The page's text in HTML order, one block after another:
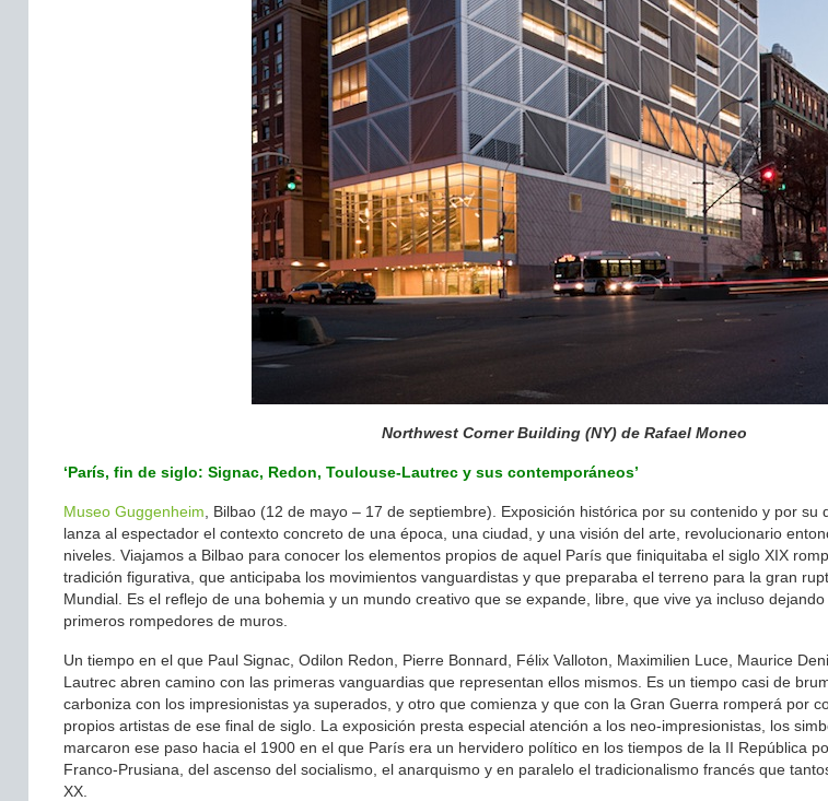
Northwest Corner Building (NY) de Rafael Moneo
‘París, fin de siglo: Signac, Redon, Toulouse-Lautrec y sus contemporáneos’
Museo Guggenheim , Bilbao (12 de mayo – 17 de septiembre). Exposición histórica por su contenido y por
lanza al espectador el contexto concreto de una época, una ciudad, y una visión del arte, revolucionario
niveles. Viajamos a Bilbao para conocer los elementos propios de aquel París que finiquitaba el siglo XIX
tradición figurativa, que anticipaba los movimientos vanguardistas y que preparaba el terreno para la gran
Mundial. Es el reflejo de una bohemia y un mundo creativo que se expande, libre, que vive ya incluso
primeros rompedores de muros.
Un tiempo en el que Paul Signac, Odilon Redon, Pierre Bonnard, Félix Valloton, Maximilien Luce, Maurice
Lautrec abren camino con las primeras vanguardias que representan ellos mismos. Es un tiempo casi de
carboniza con los impresionistas ya superados, y otro que comienza y que con la Gran Guerra romperá por
propios artistas de ese final de siglo. La exposición presta especial atención a los neo-impresionistas, los
marcaron ese paso hacia el 1900 en el que París era un hervidero político en los tiempos de la II República
Franco-Prusiana, del ascenso del socialismo, el anarquismo y en paralelo el tradicionalismo francés que
XX.